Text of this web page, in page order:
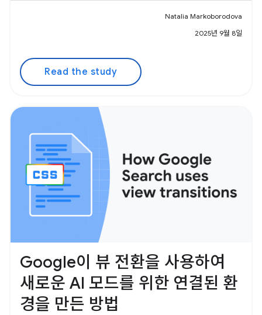
Natalia Markoborodova
2025년 9월 8일
Read the study
Google이 뷰 전환을 사용하여
새로운 AI 모드를 위한 연결된 환
경을 만든 방법